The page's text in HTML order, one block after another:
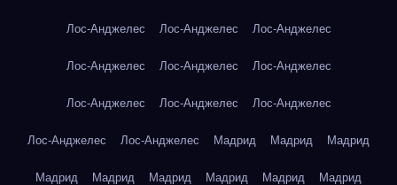
Лос-Анджелес Лос-Анджелес Лос-Анджелес
Лос-Анджелес Лос-Анджелес Лос-Анджелес
Лос-Анджелес Лос-Анджелес Лос-Анджелес
Лос-Анджелес Лос-Анджелес Мадрид Мадрид Мадрид
Мадрид Мадрид Мадрид Мадрид Мадрид Мадрид